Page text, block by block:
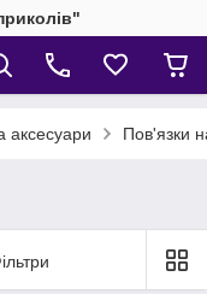
аксесуари Пов'язки